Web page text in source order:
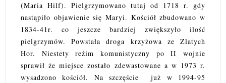
(Maria Hilf). Pielgrzymowano tutaj od 1718 r. gdy
nastąpiło objawienie się Maryi. Kościół zbudowano w
1834-41r. co jeszcze bardziej zwiększyło ilość
pielgrzymów. Powstała droga krzyżowa ze Zlatych
Hor. Niestety reżim komunistyczny po II wojnie
sprawił że miejsce zostało zdewastowane a w 1973 r.
wysadzono kościół. Na szczęście już w 1994-95